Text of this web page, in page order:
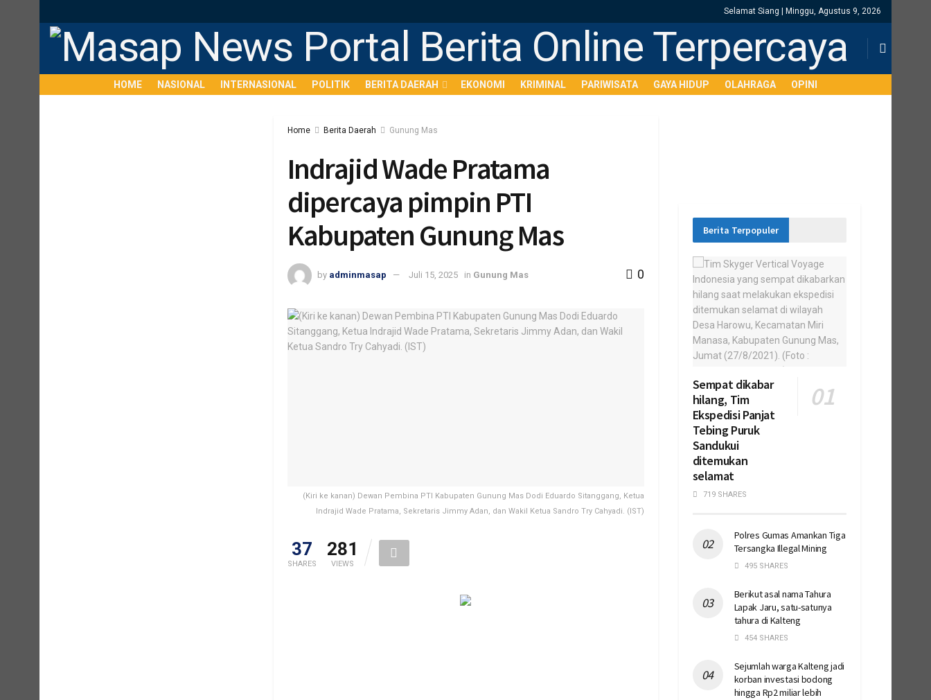
Selamat Siang | Minggu, Agustus 9, 2026
HOME NASIONAL INTERNASIONAL POLITIK BERITA DAERAH EKONOMI KRIMINAL PARIWISATA GAYA HIDUP OLAHRAGA OPINI
Home Berita Daerah Gunung Mas
Indrajid Wade Pratama
dipercaya pimpin PTI
Kabupaten Gunung Mas
by adminmasap Juli 15, 2025 in Gunung Mas 0
(Kiri ke kanan) Dewan Pembina PTI Kabupaten Gunung Mas Dodi Eduardo Sitanggang, Ketua
Indrajid Wade Pratama, Sekretaris Jimmy Adan, dan Wakil Ketua Sandro Try Cahyadi. (IST)
37
SHARES
281
VIEWS
Berita Terpopuler
Sempat dikabar
hilang, Tim
Ekspedisi Panjat
Tebing Puruk
Sandukui
ditemukan
selamat
719 SHARES
Polres Gumas Amankan Tiga
Tersangka Illegal Mining
495 SHARES
Berikut asal nama Tahura
Lapak Jaru, satu-satunya
tahura di Kalteng
454 SHARES
Sejumlah warga Kalteng jadi
korban investasi bodong
hingga Rp2 miliar lebih